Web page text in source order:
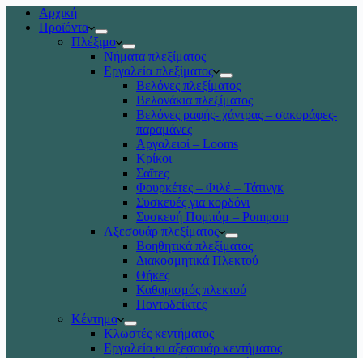
Αρχική
Προϊόντα
Πλέξιμο
Νήματα πλεξίματος
Εργαλεία πλεξίματος
Βελόνες πλεξίματος
Βελονάκια πλεξίματος
Βελόνες ραφής- χάντρας – σακοράφες-
παραμάνες
Αργαλειοί – Looms
Κρίκοι
Σαΐτες
Φουρκέτες – Φιλέ – Τάτινγκ
Συσκευές για κορδόνι
Συσκευή Πομπόμ – Pompom
Αξεσουάρ πλεξίματος
Βοηθητικά πλεξίματος
Διακοσμητικά Πλεκτού
Θήκες
Καθαρισμός πλεκτού
Ποντοδείκτες
Κέντημα
Κλωστές κεντήματος
Eργαλεία κι αξεσουάρ κεντήματος